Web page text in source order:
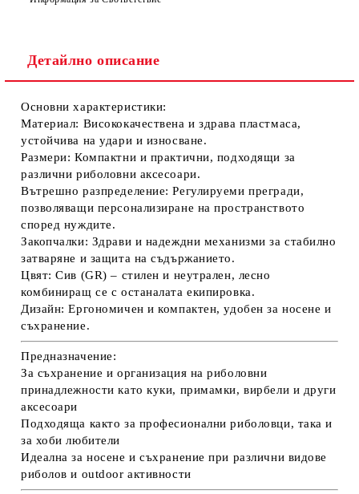
Детайлно описание
Основни характеристики:
Материал: Висококачествена и здрава пластмаса,
устойчива на удари и износване.
Размери: Компактни и практични, подходящи за
различни риболовни аксесоари.
Вътрешно разпределение: Регулируеми прегради,
позволяващи персонализиране на пространството
според нуждите.
Закопчалки: Здрави и надеждни механизми за стабилно
затваряне и защита на съдържанието.
Цвят: Сив (GR) – стилен и неутрален, лесно
комбиниращ се с останалата екипировка.
Дизайн: Ергономичен и компактен, удобен за носене и
съхранение.
Предназначение:
За съхранение и организация на риболовни
принадлежности като куки, примамки, вирбели и други
аксесоари
Подходяща както за професионални риболовци, така и
за хоби любители
Идеална за носене и съхранение при различни видове
риболов и outdoor активности